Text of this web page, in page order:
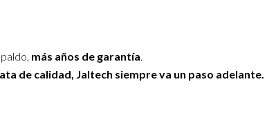
más años de garantía.
de calidad, Jaltech siempre va un paso adelante.